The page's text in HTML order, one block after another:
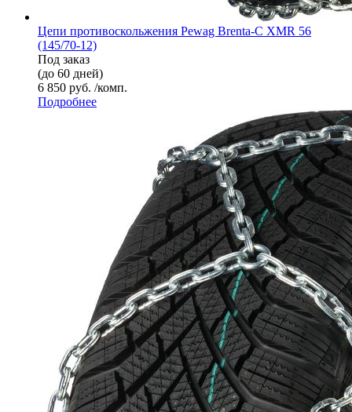
Цепи противоскольжения Pewag Brenta-C XMR 56
(145/70-12)
Под заказ
(до 60 дней)
6 850 руб. /комп.
Подробнее